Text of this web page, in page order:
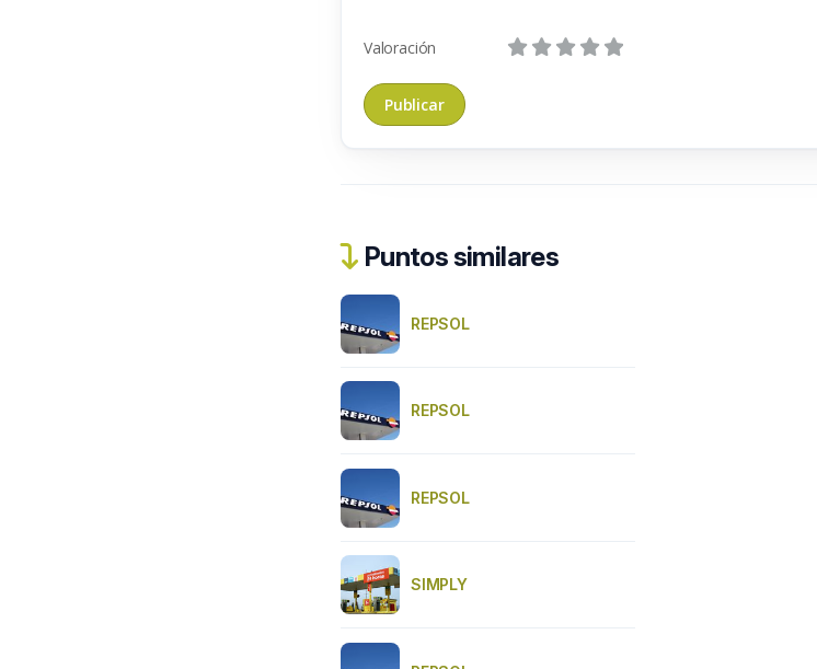
Valoración
Puntos similares
REPSOL
REPSOL
REPSOL
SIMPLY